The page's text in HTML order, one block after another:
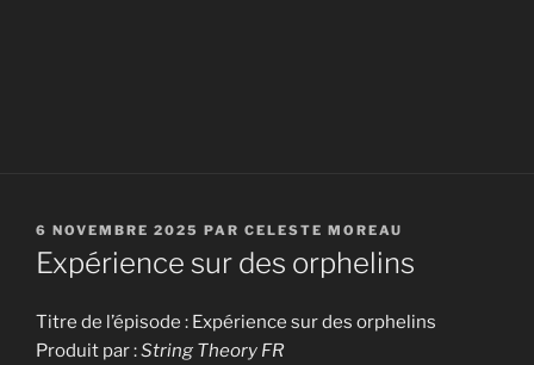
PUBLIÉ
LE
6 NOVEMBRE 2025 PAR CELESTE MOREAU
Expérience sur des orphelins
Titre de l’épisode : Expérience sur des orphelins
Produit par :String Theory FR